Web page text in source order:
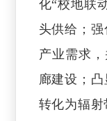
化“校地联
头供给；
产业需求
廊建设；
转化为辐